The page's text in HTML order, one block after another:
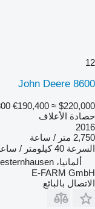
12
John Deere 8600
€190,400 ≈ $220,000
حصادة الأعلاف
2016
2,750 متر / ساعة
السرعة 40 كيلومتر / ساعة
ألمانيا، De-74214 Schoental-Westernhausen
E-FARM GmbH
الاتصال بالبائع